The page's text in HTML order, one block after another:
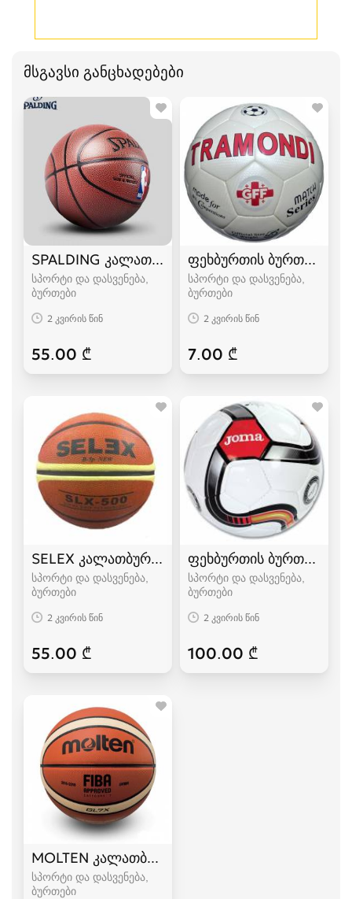
მსგავსი განცხადებები
SPALDING კალათბურთის ბურთი 5 6 7
სპორტი და დასვენება,
ბურთები
2 კვირის წინ
55.00 ₾
ფეხბურთის ბურთი
სპორტი და დასვენება,
ბურთები
2 კვირის წინ
7.00 ₾
SELEX კალათბურთის ბურთი 5 6 7
სპორტი და დასვენება,
ბურთები
2 კვირის წინ
55.00 ₾
ფეხბურთის ბურთი
სპორტი და დასვენება,
ბურთები
2 კვირის წინ
100.00 ₾
MOLTEN კალათბურთის ბურთი 5 6 7
სპორტი და დასვენება,
ბურთები